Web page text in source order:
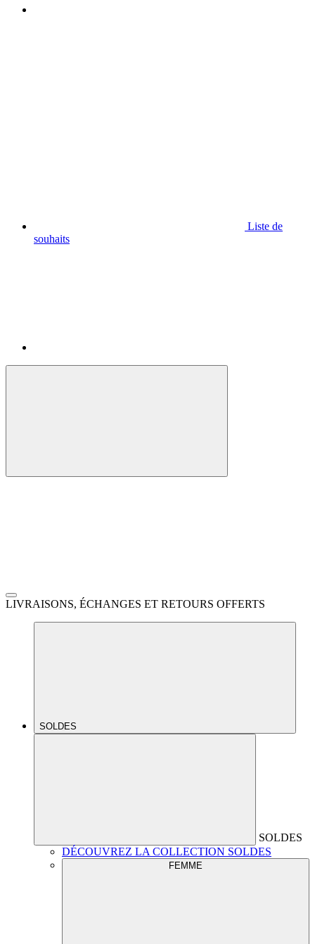
Liste de
souhaits
LIVRAISONS, ÉCHANGES ET RETOURS OFFERTS
SOLDES
SOLDES
DÉCOUVREZ LA COLLECTION SOLDES
FEMME